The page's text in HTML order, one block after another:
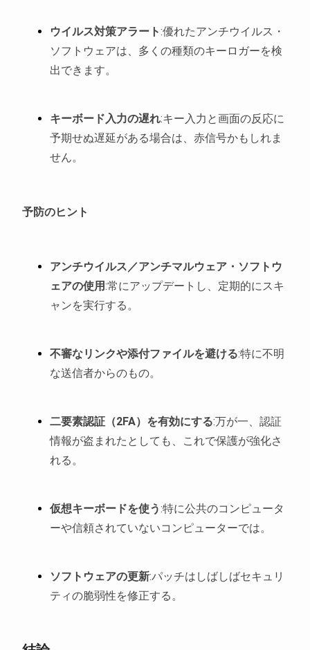
ウイルス対策アラート:優れたアンチウイルス・
ソフトウェアは、多くの種類のキーロガーを検
出できます。
キーボード入力の遅れ:キー入力と画面の反応に
予期せぬ遅延がある場合は、赤信号かもしれま
せん。
予防のヒント
アンチウイルス／アンチマルウェア・ソフトウ
ェアの使用:常にアップデートし、定期的にスキ
ャンを実行する。
不審なリンクや添付ファイルを避ける:特に不明
な送信者からのもの。
二要素認証（2FA）を有効にする:万が一、認証
情報が盗まれたとしても、これで保護が強化さ
れる。
仮想キーボードを使う:特に公共のコンピュータ
ーや信頼されていないコンピューターでは。
ソフトウェアの更新:パッチはしばしばセキュリ
ティの脆弱性を修正する。